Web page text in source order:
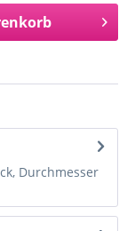
Durchmesser